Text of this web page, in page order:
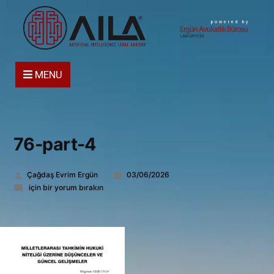
powered by
MENU
76-part-4
Gönderen:
Çağdaş Evrim Ergün
03/06/2026
76-
için bir yorum bırakın